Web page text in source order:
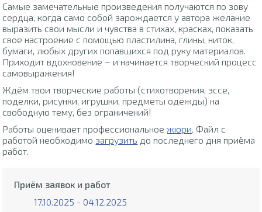
Самые замечательные произведения получаются по зову
сердца, когда само собой зарождается у автора желание
выразить свои мысли и чувства в стихах, красках, показать
свое настроение с помощью пластилина, глины, ниток,
бумаги, любых других попавшихся под руку материалов.
Приходит вдохновение – и начинается творческий процесс
самовыражения!
Ждём твои творческие работы (стихотворения, эссе,
поделки, рисунки, игрушки, предметы одежды) на
свободную тему, без ограничений!
Работы оценивает профессиональное жюри. Файл с
работой необходимо загрузить до последнего дня приёма
работ.
Приём заявок и работ
17.10.2025 - 04.12.2025